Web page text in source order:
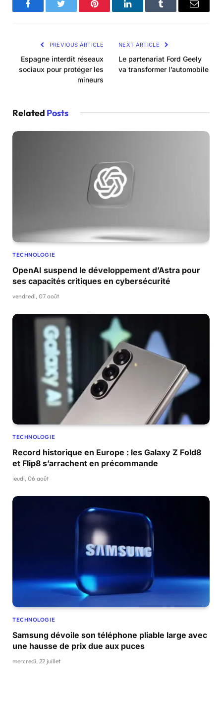
FacebookTwitter Pinterest LinkedInTumblr Email
PREVIOUS ARTICLE
Espagne interdit réseaux
sociaux pour protéger les
mineurs
NEXT ARTICLE
Le partenariat Ford Geely
va transformer l’automobile
Related Posts
TECHNOLOGIE
OpenAI suspend le développement d’Astra pour
ses capacités critiques en cybersécurité
vendredi, 07 août
TECHNOLOGIE
Record historique en Europe : les Galaxy Z Fold8
et Flip8 s’arrachent en précommande
jeudi, 06 août
TECHNOLOGIE
Samsung dévoile son téléphone pliable large avec
une hausse de prix due aux puces
mercredi, 22 juillet